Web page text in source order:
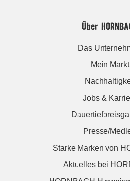
Über
Das
Mein Markt
Jobs &
Presse/
Starke Marken von
Aktuelles bei